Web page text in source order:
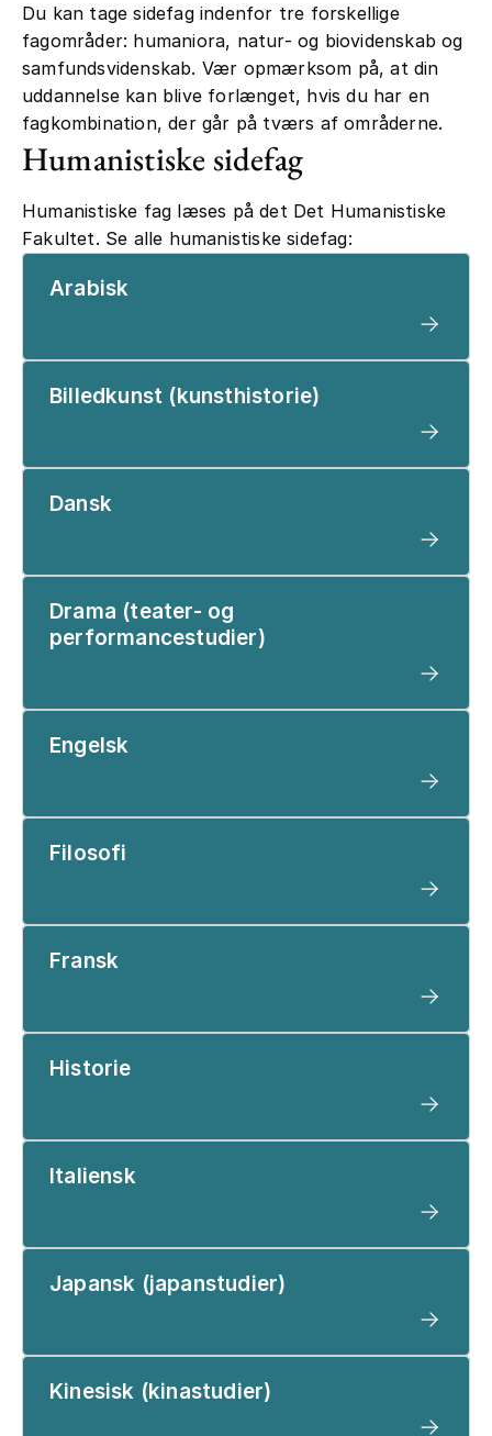
Du kan tage sidefag indenfor tre forskellige
fagområder: humaniora, natur- og biovidenskab og
samfundsvidenskab. Vær opmærksom på, at din
uddannelse kan blive forlænget, hvis du har en
fagkombination, der går på tværs af områderne.
Humanistiske sidefag
Humanistiske fag læses på det Det Humanistiske
Fakultet. Se alle humanistiske sidefag:
Arabisk
Billedkunst (kunsthistorie)
Dansk
Drama (teater- og
performancestudier)
Engelsk
Filosofi
Fransk
Historie
Italiensk
Japansk (japanstudier)
Kinesisk (kinastudier)